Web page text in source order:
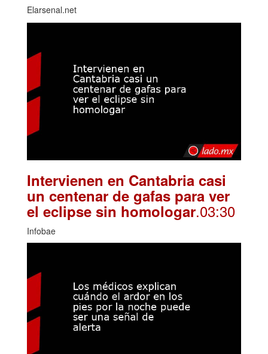
Elarsenal.net
Intervienen en Cantabria casi
un centenar de gafas para ver
el eclipse sin homologar.03:30
Infobae